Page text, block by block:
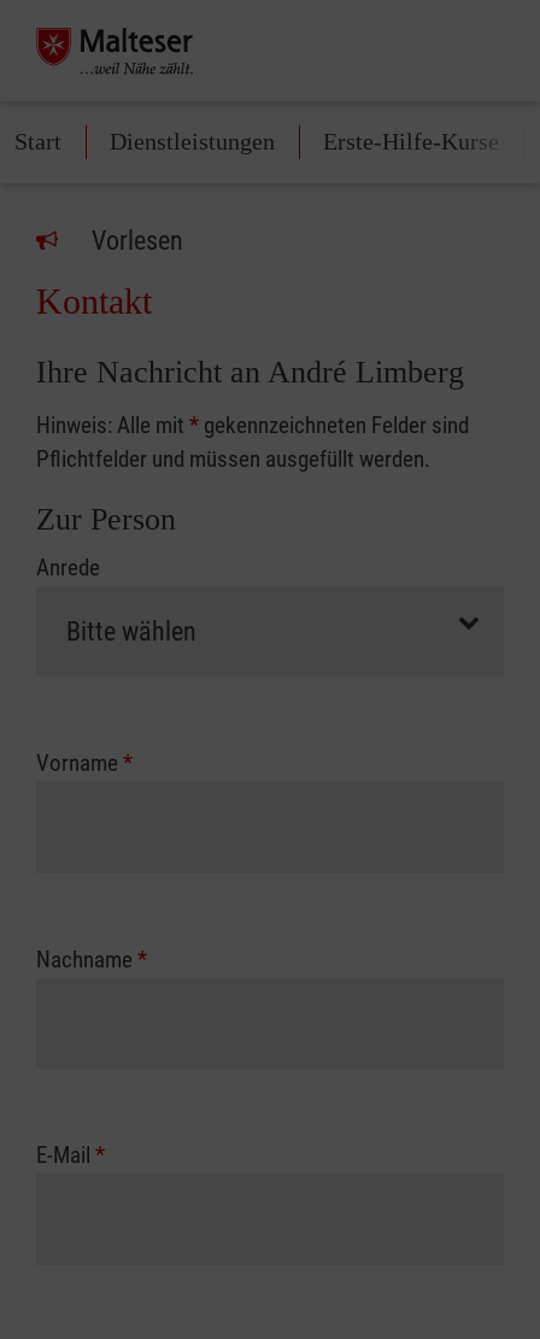
Start Dienstleistungen Erste-Hilfe-Kurse
Vorlesen
Kontakt
Ihre Nachricht an André Limberg
Hinweis: Alle mit * gekennzeichneten Felder sind
Pflichtfelder und müssen ausgefüllt werden.
Zur Person
Anrede
Vorname *
Nachname *
E-Mail *